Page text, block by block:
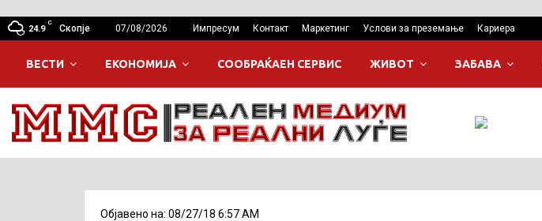
24.9
C
Скопје 07/08/2026 Импресум Контакт Маркетинг Услови за преземање Кариера
ВЕСТИ ЕКОНОМИЈА СООБРАЌАЕН СЕРВИС ЖИВОТ ЗАБАВА
Објавено на: 08/27/18 6:57 AM